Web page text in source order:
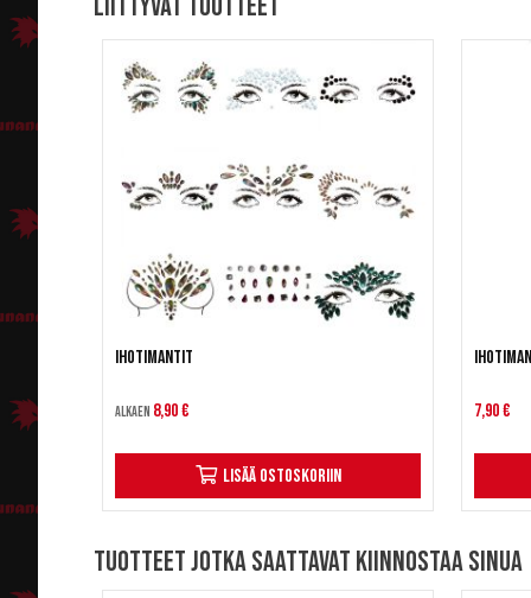
Ihotimantit
Alkaen 8,90 €
Lisää ostoskoriin
7,90 €
Tuotteet jotka saattavat kiinnostaa sinua